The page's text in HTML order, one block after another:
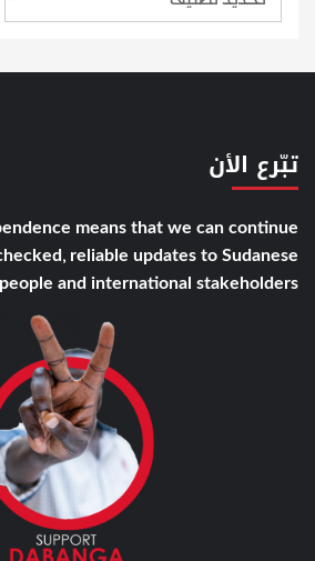
تبّرع الأن
means that we can continue
reliable updates to Sudanese
people and international stakeholders.